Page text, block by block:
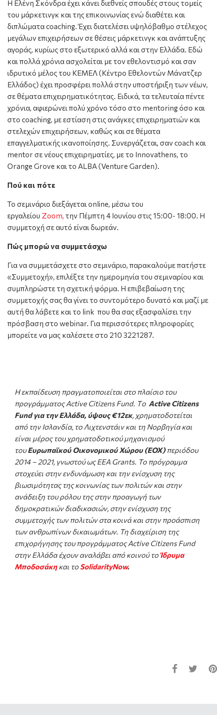
H Eλένη Σκόνδρα έχει κάνει διεθνείς σπουδές στους τομείς
του μάρκετινγκ και της επικοινωνίας ενώ διαθέτει και
διπλώματα coaching. Έχει διατελέσει υψηλόβαθμο στέλεχος
μεγάλων επιχειρήσεων σε θέσεις μάρκετινγκ και ανάπτυξης
αγοράς, κυρίως στο εξωτερικό αλλά και στην Ελλάδα. Εδώ
και πολλά χρόνια ασχολείται με τον εθελοντισμό και σαν
ιδρυτικό μέλος του ΚΕΜΕΛ (Κέντρο Εθελοντών Μάνατζερ
Ελλάδος) έχει προσφέρει πολλά στην υποστήριξη των νέων,
σε θέματα επιχειρηματικότητας. Ειδικά, τα τελευταία πέντε
χρόνια, αφιερώνει πολύ χρόνο τόσο στο mentoring όσο και
στο coaching, με εστίαση στις ανάγκες επιχειρηματιών και
στελεχών επιχειρήσεων, καθώς και σε θέματα
επαγγελματικής ικανοποίησης. Συνεργάζεται, σαν coach και
mentor σε νέους επιχειρηματίες, με το Innovathens, το
Orange Grove και το ALBA (Venture Garden).
Πού και πότε
Το σεμινάριο διεξάγεται online, μέσω του
εργαλείου Ζοοm, την Πέμπτη 4 Ιουνίου στις 15:00- 18:00. Η
συμμετοχή σε αυτό είναι δωρεάν.
Πώς μπορώ να συμμετάσχω
Για να συμμετάσχετε στο σεμινάριο, παρακαλούμε πατήστε
«Συμμετοχή», επιλέξτε την ημερομηνία του σεμιναρίου και
συμπληρώστε τη σχετική φόρμα. Η επιβεβαίωση της
συμμετοχής σας θα γίνει το συντομότερο δυνατό και μαζί με
αυτή θα λάβετε και το link που θα σας εξασφαλίσει την
πρόσβαση στο webinar. Για περισσότερες πληροφορίες
μπορείτε να μας καλέσετε στο 210 3221287.
Η εκπαίδευση πραγματοποιείται στο πλαίσιο του
προγράμματος Active Citizens Fund. Tο Active Citizens
Fund για την Ελλάδα, ύψους €12εκ, χρηματοδοτείται
από την Ισλανδία, το Λιχτενστάιν και τη Νορβηγία και
είναι μέρος του χρηματοδοτικού μηχανισμού
τουΕυρωπαϊκού Οικονομικού Χώρου (ΕΟΧ)περιόδου
2014 – 2021, γνωστού ως EEA Grants. Το πρόγραμμα
στοχεύει στην ενδυνάμωση και την ενίσχυση της
βιωσιμότητας της κοινωνίας των πολιτών και στην
ανάδειξη του ρόλου της στην προαγωγή των
δημοκρατικών διαδικασιών, στην ενίσχυση της
συμμετοχής των πολιτών στα κοινά και στην προάσπιση
των ανθρωπίνων δικαιωμάτων. Τη διαχείριση της
επιχορήγησης του προγράμματος Active Citizens Fund
στην Ελλάδα έχουν αναλάβει από κοινού τοΊδρυμα
Μποδοσάκηκαι τοSolidarityNow.